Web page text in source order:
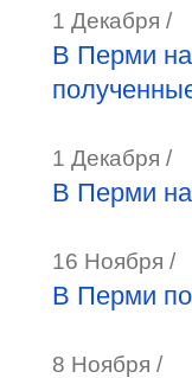
1 Декабря /
В Перми
1 Декабря /
В Перми
16 Ноября /
В Перми
8 Ноября /